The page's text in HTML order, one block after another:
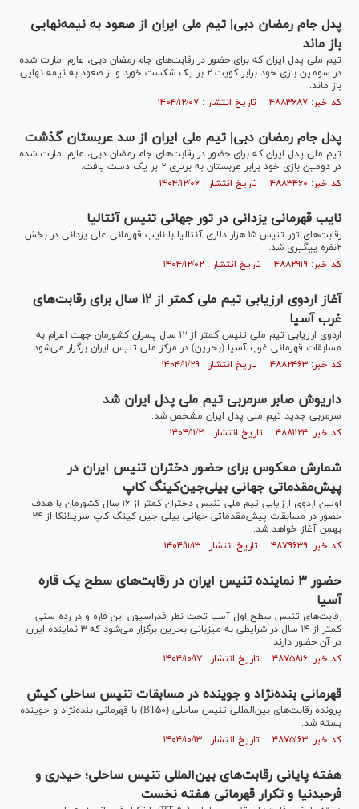
پدل جام رمضان دبی| تیم ملی ایران از صعود به نیمه‌نهایی
باز ماند
تیم ملی پدل ایران که برای حضور در رقابت‌های جام رمضان دبی، عازم امارات شده
در سومین بازی خود برابر کویت ۲ بر یک شکست خورد و از صعود به نیمه نهایی
باز ماند.
کد خبر: ۴۸۸۳۶۸۷ تاریخ انتشار : ۱۴۰۴/۱۲/۰۷
پدل جام رمضان دبی| تیم ملی ایران از سد عربستان گذشت
تیم ملی پدل ایران که برای حضور در رقابت‌های جام رمضان دبی، عازم امارات شده
در دومین بازی خود برابر عربستان به برتری ۲ بر یک دست یافت.
کد خبر: ۴۸۸۳۴۶۰ تاریخ انتشار : ۱۴۰۴/۱۲/۰۶
نایب قهرمانی یزدانی در تور جهانی تنیس آنتالیا
رقابت‌های تور تنیس ۱۵ هزار دلاری آنتالیا با نایب قهرمانی علی یزدانی در بخش
۲نفره پیگیری شد.
کد خبر: ۴۸۸۲۹۱۹ تاریخ انتشار : ۱۴۰۴/۱۲/۰۲
آغاز اردوی ارزیابی تیم ملی کمتر از ۱۲ سال برای رقابت‌های
غرب آسیا
اردوی ارزیابی تیم ملی تنیس کمتر از ۱۲ سال پسران کشورمان جهت اعزام به
مسابقات قهرمانی غرب آسیا (بحرین) در مرکز ملی تنیس ایران برگزار می‌شود.
کد خبر: ۴۸۸۲۴۶۳ تاریخ انتشار : ۱۴۰۴/۱۱/۲۹
داریوش صابر سرمربی تیم ملی پدل ایران شد
سرمربی جدید تیم ملی پدل ایران مشخص شد.
کد خبر: ۴۸۸۱۱۲۴ تاریخ انتشار : ۱۴۰۴/۱۱/۲۱
شمارش معکوس برای حضور دختران تنیس ایران در
پیش‌مقدماتی جهانی بیلی‌جین‌کینگ کاپ
اولین اردوی ارزیابی تیم ملی تنیس دختران کمتر از ۱۶ سال کشورمان با هدف
حضور در مسابقات پیش‌مقدماتی جهانی بیلی جین کینگ کاپ سریلانکا از ۲۴
بهمن آغاز خواهد شد.
کد خبر: ۴۸۷۹۶۳۹ تاریخ انتشار : ۱۴۰۴/۱۱/۱۳
حضور ۳ نماینده تنیس ایران در رقابت‌های سطح یک قاره
آسیا
رقابت‌های تنیس سطح اول آسیا تحت نظر فدراسیون این قاره و در رده سنی
کمتر از ۱۴ سال در شرایطی به میزبانی بحرین برگزار می‌شود که ۳ نماینده ایران
در آن حضور دارند.
کد خبر: ۴۸۷۵۸۱۶ تاریخ انتشار : ۱۴۰۴/۱۰/۱۷
قهرمانی بنده‌نژاد و جوینده در مسابقات تنیس ساحلی کیش
پرونده رقابت‌های بین‌المللی تنیس ساحلی (BT۵۰) با قهرمانی بنده‌نژاد و جوینده
بسته شد.
کد خبر: ۴۸۷۵۱۶۳ تاریخ انتشار : ۱۴۰۴/۱۰/۱۳
هفته پایانی رقابت‌های بین‌المللی تنیس ساحلی؛ حیدری و
فرحبدنیا و تکرار قهرمانی هفته نخست